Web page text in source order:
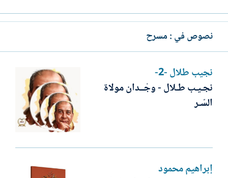
نصوص في : مسرح
نجيب طلال -2-
نجـيـب طـلال - وجْــدان مولاة
السّـر
إبراهيم محمود